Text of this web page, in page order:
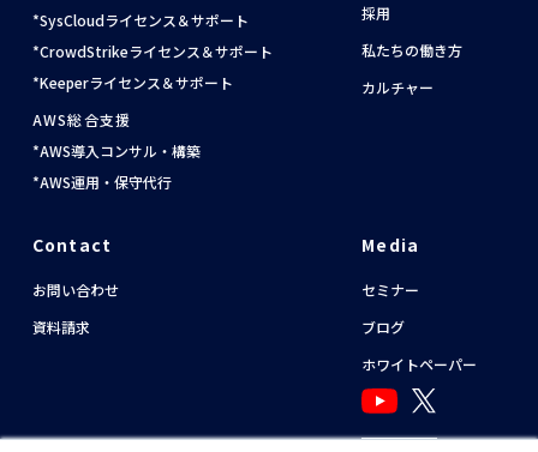
SysCloudライセンス＆サポート
CrowdStrikeライセンス＆サポート
Keeperライセンス＆サポート
AWS総合支援
AWS導入コンサル・構築
AWS運用・保守代行
採用
私たちの働き方
カルチャー
Contact
お問い合わせ
資料請求
Media
セミナー
ブログ
ホワイトペーパー